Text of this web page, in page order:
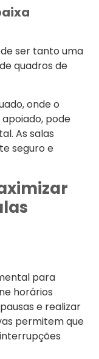
ser tanto uma
quadros de
onde o
pode
As salas
seguro e
para
horários
e realizar
permitem que